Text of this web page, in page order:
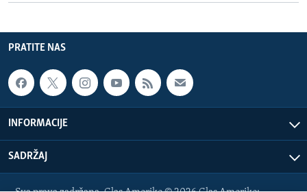
PRATITE NAS
INFORMACIJE
SADRŽAJ